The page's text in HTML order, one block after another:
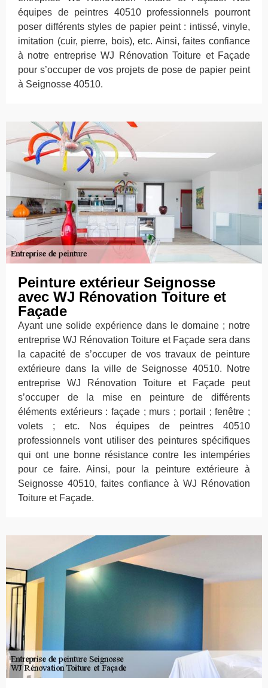
équipes de peintres 40510 professionnels pourront
poser différents styles de papier peint : intissé, vinyle,
imitation (cuir, pierre, bois), etc. Ainsi, faites confiance
à notre entreprise WJ Rénovation Toiture et Façade
pour s’occuper de vos projets de pose de papier peint
à Seignosse 40510.
Peinture extérieur Seignosse
avec WJ Rénovation Toiture et
Façade
Ayant une solide expérience dans le domaine ; notre
entreprise WJ Rénovation Toiture et Façade sera dans
la capacité de s’occuper de vos travaux de peinture
extérieure dans la ville de Seignosse 40510. Notre
entreprise WJ Rénovation Toiture et Façade peut
s’occuper de la mise en peinture de différents
éléments extérieurs : façade ; murs ; portail ; fenêtre ;
volets ; etc. Nos équipes de peintres 40510
professionnels vont utiliser des peintures spécifiques
qui ont une bonne résistance contre les intempéries
pour ce faire. Ainsi, pour la peinture extérieure à
Seignosse 40510, faites confiance à WJ Rénovation
Toiture et Façade.